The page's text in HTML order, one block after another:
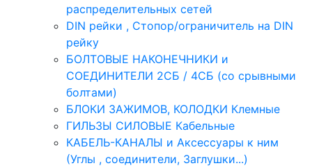
распределительных сетей
DIN рейки , Стопор/ограничитель на DIN
рейку
БОЛТОВЫЕ НАКОНЕЧНИКИ и
СОЕДИНИТЕЛИ 2СБ / 4СБ (со срывными
болтами)
БЛОКИ ЗАЖИМОВ, КОЛОДКИ Клемные
ГИЛЬЗЫ СИЛОВЫЕ Кабельные
КАБЕЛЬ-КАНАЛЫ и Аксессуары к ним
(Углы , соединители, Заглушки...)